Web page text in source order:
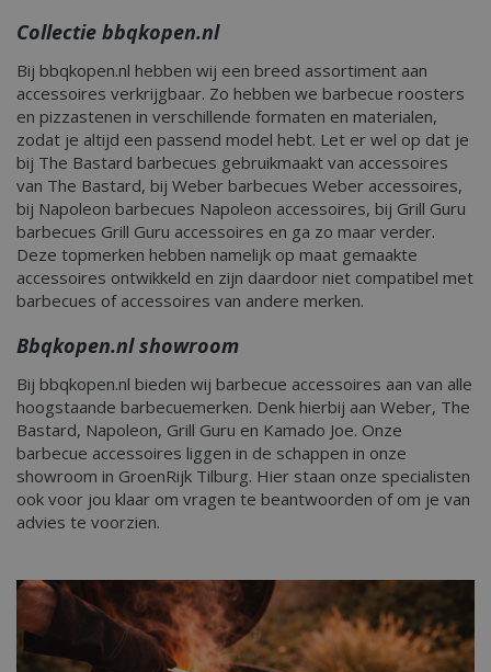
Collectie bbqkopen.nl
Bij bbqkopen.nl hebben wij een breed assortiment aan
accessoires verkrijgbaar. Zo hebben we barbecue roosters
en pizzastenen in verschillende formaten en materialen,
zodat je altijd een passend model hebt. Let er wel op dat je
bij The Bastard barbecues gebruikmaakt van accessoires
van The Bastard, bij Weber barbecues Weber accessoires,
bij Napoleon barbecues Napoleon accessoires, bij Grill Guru
barbecues Grill Guru accessoires en ga zo maar verder.
Deze topmerken hebben namelijk op maat gemaakte
accessoires ontwikkeld en zijn daardoor niet compatibel met
barbecues of accessoires van andere merken.
Bbqkopen.nl showroom
Bij bbqkopen.nl bieden wij barbecue accessoires aan van alle
hoogstaande barbecuemerken. Denk hierbij aan Weber, The
Bastard, Napoleon, Grill Guru en Kamado Joe. Onze
barbecue accessoires liggen in de schappen in onze
showroom in GroenRijk Tilburg. Hier staan onze specialisten
ook voor jou klaar om vragen te beantwoorden of om je van
advies te voorzien.